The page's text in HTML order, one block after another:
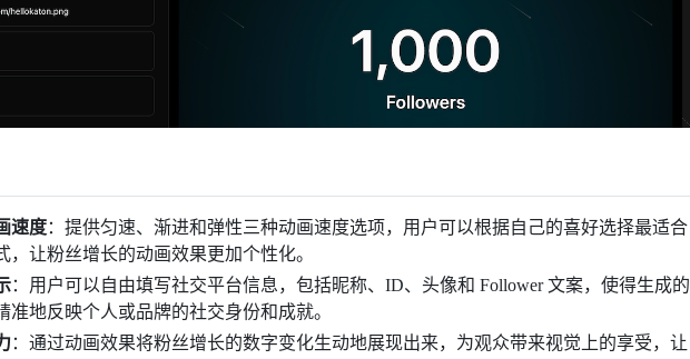
速度：提供匀速、渐进和弹性三种动画速度选项，用户可以根据自己的喜好选择最适合
，让粉丝增长的动画效果更加个性化。
：用户可以自由填写社交平台信息，包括昵称、ID、头像和 Follower 文案，使得生成的
准地反映个人或品牌的社交身份和成就。
：通过动画效果将粉丝增长的数字变化生动地展现出来，为观众带来视觉上的享受，让